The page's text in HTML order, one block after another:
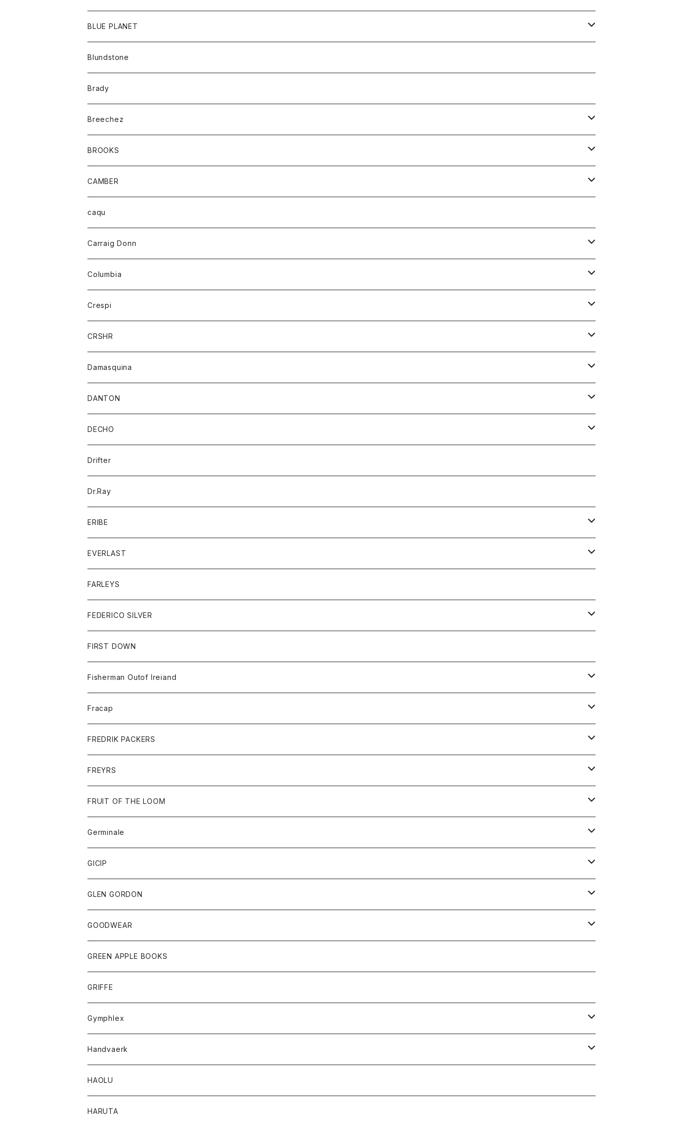
パンツ
アウター
カーディガン
コート
アクセサリー
バッグ
ベルト
キッズ
Tシャツ
グッズ
アンダーウェアー
カードホルダー
チーフ
バンダナ
トップス
カーディガン
トレーナー
パーカー
ボトム
オーバーオール
ショートパンツ
レディース
オーバーオール
カーディガン
Tシャツ
パーカー
BLUE PLANET
サングラス
Blundstone
Brady
Breechez
シャツ
BROOKS
グッズ
靴
CAMBER
トップス
ハーフスリーブTシャツ
caqu
Carraig Donn
ニット
Columbia
アウター
ジャケット
Crespi
ジャケット
ワンピース
ブラウス
CRSHR
キャップ
Damasquina
ウォレット
カードケース
バッグ
DANTON
アウター
コート
ジャケット
アクセサリー
バッグ
キッズ
シャツ
Tシャツ
グッズ
帽子
トップス
シャツ
セーター
ボトム
ショートパンツ
パンツ
レディース
コート
ジャケット
Tシャツ
ボトム
DECHO
帽子
Drifter
Dr.Ray
ERIBE
ニット
EVERLAST
トップス
ジャケット
スエットシャツ
ボトム
スエットパンツ
グッズ
帽子
FARLEYS
FEDERICO SILVER
アクセサリー
FIRST DOWN
Fisherman Outof Ireiand
ニット
Fracap
グッズ
靴
FREDRIK PACKERS
アクセサリー
バッグ
FREYRS
サングラス
FRUIT OF THE LOOM
アウター
パーカー
グッズ
ネクタイ
チーフ
トップス
シャツ
タンクトップ
ボトム
ショートパンツ
スカート
レディース
スカート
Tシャツ
Germinale
靴
サンダル
GICIP
トップス
Tシャツ
GLEN GORDON
グッズ
手袋
GOODWEAR
トップス
Tシャツ
GREEN APPLE BOOKS
GRIFFE
Gymphlex
アウター
カーディガン
コート
トップス
シャツ
レディース
Handvaerk
トップス
Tシャツ
HAOLU
HARUTA